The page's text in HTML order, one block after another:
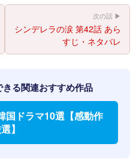
次の話 ▶
シンデレラの涙 第42話 あら
すじ・ネタバレ
る関連おすすめ作品
国ドラマ10選【感動作
】